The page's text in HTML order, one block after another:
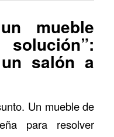
mueble
salón a
Un mueble de
para resolver